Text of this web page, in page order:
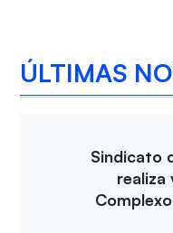
ÚLTIMAS
Sindicato
realiza